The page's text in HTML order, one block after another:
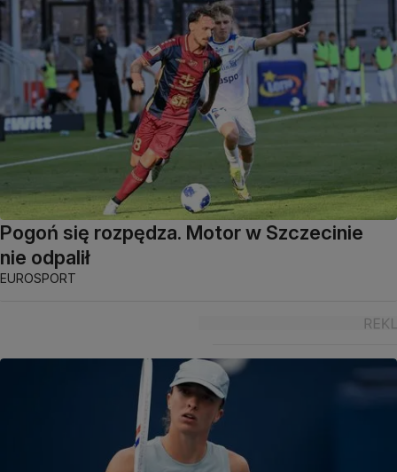
Pogoń się rozpędza. Motor w Szczecinie
nie odpalił
EUROSPORT